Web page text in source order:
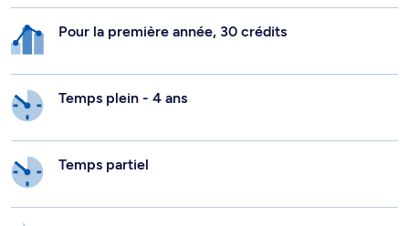
Pour la première année, 30 crédits
Temps plein - 4 ans
Temps partiel